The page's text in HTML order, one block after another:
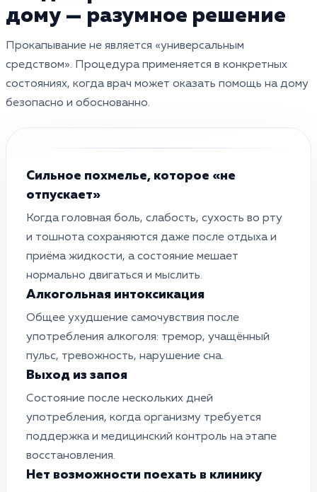
дому — разумное решение
Прокапывание не является «универсальным
средством». Процедура применяется в конкретных
состояниях, когда врач может оказать помощь на дому
безопасно и обоснованно.
Сильное похмелье, которое «не
отпускает»
Когда головная боль, слабость, сухость во рту
и тошнота сохраняются даже после отдыха и
приёма жидкости, а состояние мешает
нормально двигаться и мыслить.
Алкогольная интоксикация
Общее ухудшение самочувствия после
употребления алкоголя: тремор, учащённый
пульс, тревожность, нарушение сна.
Выход из запоя
Состояние после нескольких дней
употребления, когда организму требуется
поддержка и медицинский контроль на этапе
восстановления.
Нет возможности поехать в клинику